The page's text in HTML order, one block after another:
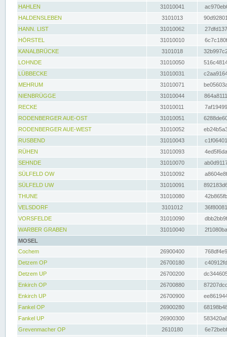
HAHLEN
31010041
HALDENSLEBEN
3101013
HANN. LIST
31010062
HÖRSTEL
31010010
KANALBRÜCKE
3101018
LOHNDE
31010050
LÜBBECKE
31010031
MEHRUM
31010071
NIENBRÜGGE
31010044
RECKE
31010011
RODENBERGER AUE-OST
31010051
RODENBERGER AUE-WEST
31010052
RUSBEND
31010043
RÜHEN
31010093
SEHNDE
31010070
SÜLFELD OW
31010092
SÜLFELD UW
31010091
THUNE
31010080
VELSDORF
3101012
VORSFELDE
31010090
WARBER GRABEN
31010040
MOSEL
Cochem
26900400
Detzem OP
26700180
Detzem UP
26700200
Enkirch OP
26700880
Enkirch UP
26700900
Fankel OP
26900280
Fankel UP
26900300
Grevenmacher OP
2610180